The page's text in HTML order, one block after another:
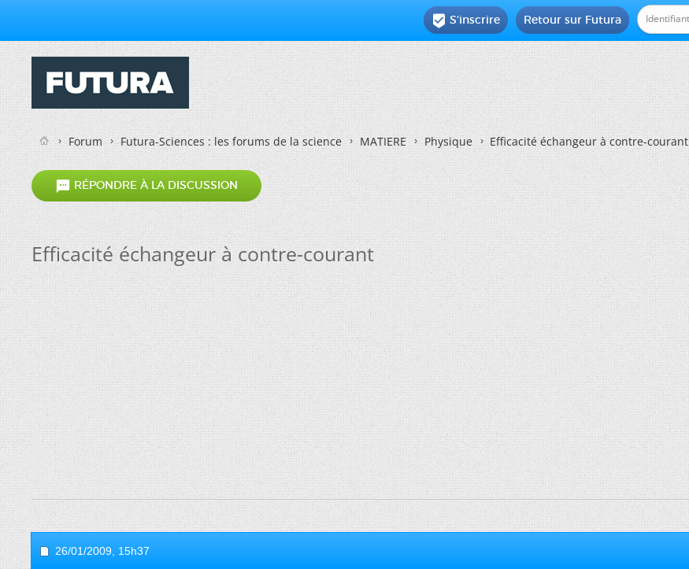
Retour sur Futura
 S'inscrire
Forum Futura-Sciences : les forums de la science MATIERE Physique Efficacité échangeur à contre-courant
 RÉPONDRE À LA DISCUSSION
Efficacité échangeur à contre-courant
26/01/2009, 15h37